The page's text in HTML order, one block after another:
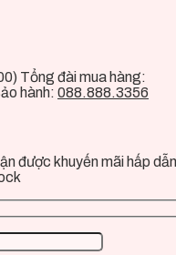
Tổng đài mua hàng:
hành: 088.888.3356
được khuyến mãi hấp dẫn